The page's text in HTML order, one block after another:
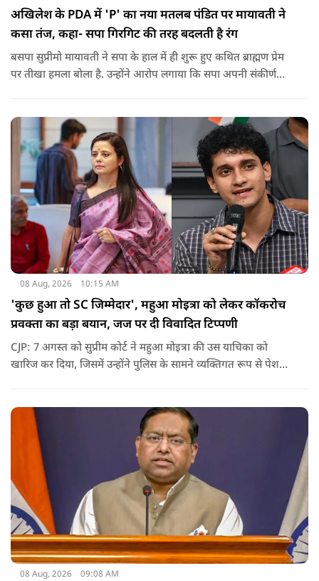
अखिलेश के PDA में 'P' का नया मतलब पंडित पर मायावती ने
कसा तंज, कहा- सपा गिरगिट की तरह बदलती है रंग
बसपा सुप्रीमो मायावती ने सपा के हाल में ही शुरू हुए कथित ब्राह्मण प्रेम
पर तीखा हमला बोला है. उन्होंने आरोप लगाया कि सपा अपनी संकीर्ण
08 Aug, 2026 10:15 AM
'कुछ हुआ तो SC जिम्मेदार', महुआ मोइत्रा को लेकर कॉकरोच
प्रवक्ता का बड़ा बयान, जज पर दी विवादित टिप्पणी
CJP: 7 अगस्त को सुप्रीम कोर्ट ने महुआ मोइत्रा की उस याचिका को
खारिज कर दिया, जिसमें उन्होंने पुलिस के सामने व्यक्तिगत रूप से पेश
केंद्र बन गई है.
08 Aug, 2026 09:08 AM